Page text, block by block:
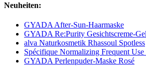
Neuheiten:
GYADA After-Sun-Haarmaske
GYADA Re:Purity Gesichtscreme-Gel
alva Naturkosmetik Rhassoul Spotless
Spécifique Normalizing Frequent Use
GYADA Perlenpuder-Maske Rosé